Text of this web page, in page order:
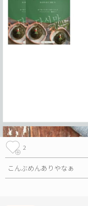
2
こんぶめんありやなぁ